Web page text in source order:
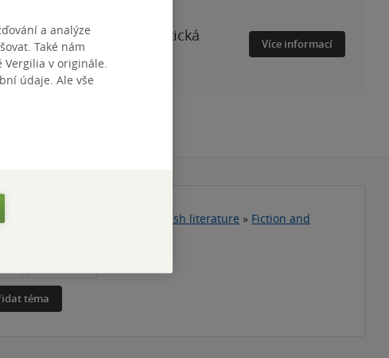
na její prolomení. Gotická
Více informací
English literature » Fiction and
téma
a analýze
Také nám
v originále.
údaje. Ale vše